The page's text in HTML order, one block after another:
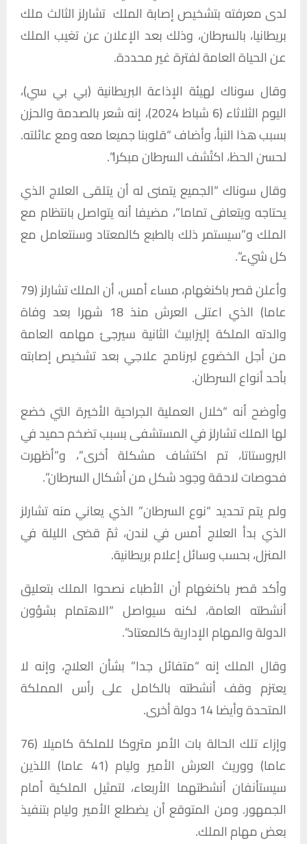
لدى معرفته بتشخيص إصابة الملك تشارلز الثالث ملك
بريطانيا، بالسرطان، وذلك بعد الإعلان عن تغيب الملك
عن الحياة العامة لفترة غير محددة.
وقال سوناك لهيئة الإذاعة البريطانية (بي بي سي)،
اليوم الثلاثاء (6 شباط 2024)، إنه شعر بالصدمة والحزن
بسبب هذا النبأ، وأضاف “قلوبنا جميعا معه ومع عائلته.
لحسن الحظ، اكتُشف السرطان مبكرا”.
وقال سوناك “الجميع يتمنى له أن يتلقى العلاج الذي
يحتاجه ويتعافى تماما”، مضيفا أنه يتواصل بانتظام مع
الملك و”سيستمر ذلك بالطبع كالمعتاد وسنتعامل مع
كل شيء”.
وأعلن قصر باكنغهام، مساء أمس، أن الملك تشارلز (79
عاما) الذي اعتلى العرش منذ 18 شهرا بعد وفاة
والدته الملكة إليزابيث الثانية سيرجئ مهامه العامة
من أجل الخضوع لبرنامج علاجي بعد تشخيص إصابته
بأحد أنواع السرطان.
وأوضح أنه “خلال العملية الجراحية الأخيرة التي خضع
لها الملك تشارلز في المستشفى بسبب تضخم حميد في
البروستاتا، تم اكتشاف مشكلة أخرى”، و”أظهرت
فحوصات لاحقة وجود شكل من أشكال السرطان”.
ولم يتم تحديد “نوع السرطان” الذي يعاني منه تشارلز
الذي بدأ العلاج أمس في لندن، ثمّ قضى الليلة في
المنزل، بحسب وسائل إعلام بريطانية.
وأكد قصر باكنغهام أن الأطباء نصحوا الملك بتعليق
أنشطته العامة، لكنه سيواصل “الاهتمام بشؤون
الدولة والمهام الإدارية كالمعتاد”.
وقال الملك إنه “متفائل جدا” بشأن العلاج، وإنه لا
يعتزم وقف أنشطته بالكامل على رأس المملكة
المتحدة وأيضا 14 دولة أخرى.
وإزاء تلك الحالة بات الأمر متروكا للملكة كاميلا (76
عاما) ووريث العرش الأمير وليام (41 عاما) اللذين
سيستأنفان أنشطتهما الأربعاء، لتمثيل الملكية أمام
الجمهور. ومن المتوقع أن يضطلع الأمير وليام بتنفيذ
بعض مهام الملك.